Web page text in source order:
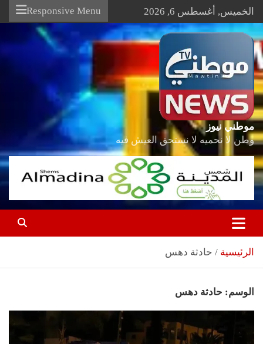
Skip
content
الخميس, أغسطس 6, 2026 Responsive Menu
موطني نيوز
وطن لا نحميه لا نستحق العيش فيه
الرئيسية حادثة دهس
الوسم: حادثة دهس